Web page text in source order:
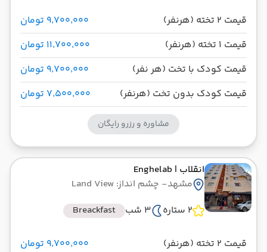
قیمت 2 تخته (هرنفر)
۹٬۷۰۰٬۰۰۰ تومان
قیمت 1 تخته (هرنفر)
۱۱٬۷۰۰٬۰۰۰ تومان
قیمت کودک با تخت (هر نفر)
۹٬۷۰۰٬۰۰۰ تومان
قیمت کودک بدون تخت (هرنفر)
۷٬۵۰۰٬۰۰۰ تومان
مشاوره و رزرو رایگان
انقلاب | Enghelab
مشهد- چشم انداز: Land View
2 ستاره
3 شب Breackfast
قیمت 2 تخته (هرنفر)
۹٬۷۰۰٬۰۰۰ تومان